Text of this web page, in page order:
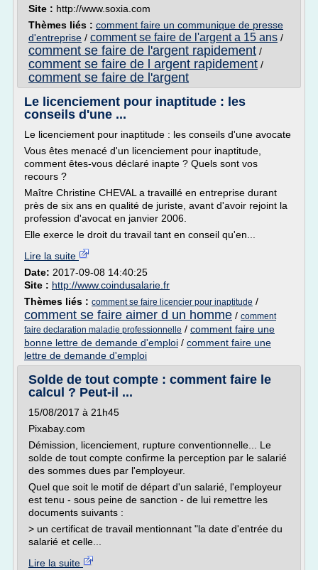
Site : http://www.soxia.com
Thèmes liés : comment faire un communique de presse
d'entreprise / comment se faire de l'argent a 15 ans /
comment se faire de l'argent rapidement /
comment se faire de l argent rapidement /
comment se faire de l'argent
Le licenciement pour inaptitude : les
conseils d'une ...
Le licenciement pour inaptitude : les conseils d'une avocate
Vous êtes menacé d'un licenciement pour inaptitude,
comment êtes-vous déclaré inapte ? Quels sont vos
recours ?
Maître Christine CHEVAL a travaillé en entreprise durant
près de six ans en qualité de juriste, avant d'avoir rejoint la
profession d'avocat en janvier 2006.
Elle exerce le droit du travail tant en conseil qu'en...
Lire la suite
Date: 2017-09-08 14:40:25
Site : http://www.coindusalarie.fr
Thèmes liés : comment se faire licencier pour inaptitude /
comment se faire aimer d un homme / comment
faire declaration maladie professionnelle / comment faire une
bonne lettre de demande d'emploi / comment faire une
lettre de demande d'emploi
Solde de tout compte : comment faire le
calcul ? Peut-il ...
15/08/2017 à 21h45
Pixabay.com
Démission, licenciement, rupture conventionnelle... Le
solde de tout compte confirme la perception par le salarié
des sommes dues par l'employeur.
Quel que soit le motif de départ d'un salarié, l'employeur
est tenu - sous peine de sanction - de lui remettre les
documents suivants :
> un certificat de travail mentionnant "la date d'entrée du
salarié et celle...
Lire la suite